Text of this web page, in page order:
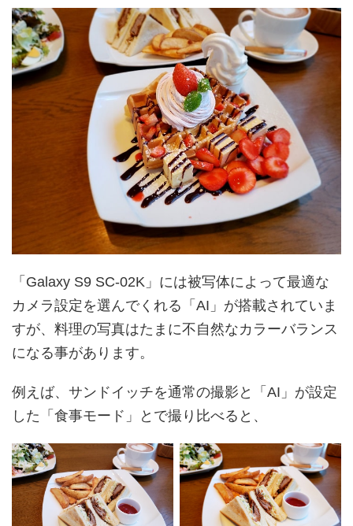
「Galaxy S9 SC-02K」には被写体によって最適な
カメラ設定を選んでくれる「AI」が搭載されていま
すが、料理の写真はたまに不自然なカラーバランス
になる事があります。
例えば、サンドイッチを通常の撮影と「AI」が設定
した「食事モード」とで撮り比べると、